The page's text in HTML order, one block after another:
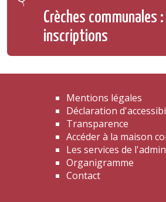
Crèches communales :
inscriptions
Mentions légales
Déclaration
Transparence
Accéder à la maison
Les services de
Organigramme
Contact